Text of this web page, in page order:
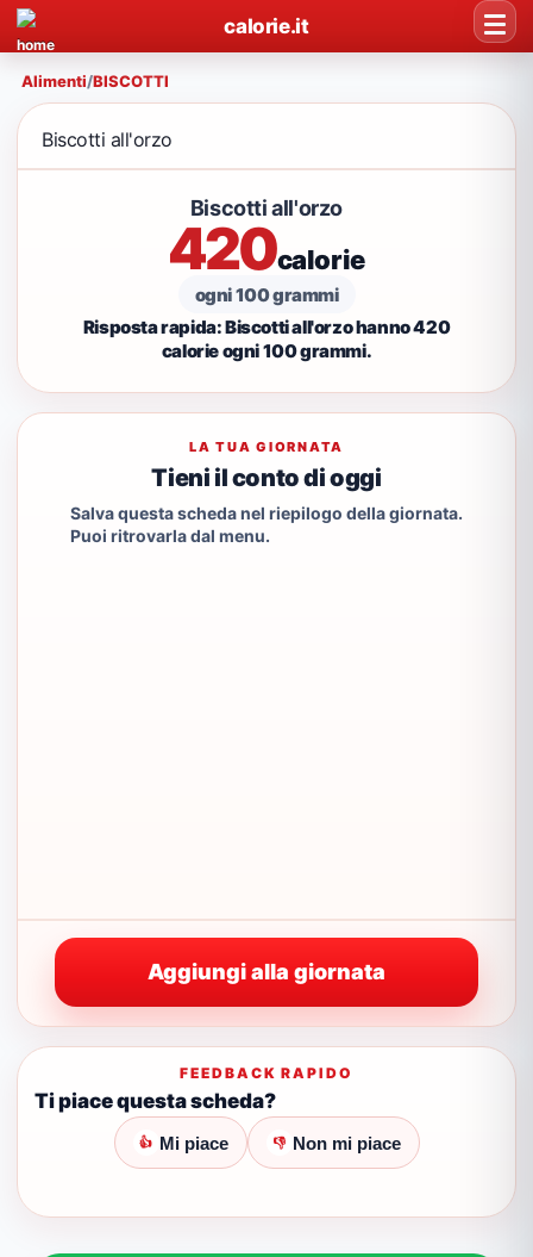
calorie.it
Alimenti/BISCOTTI
Biscotti all'orzo
Biscotti all'orzo
420calorie
ogni 100 grammi
Risposta rapida: Biscotti all'orzo hanno 420
calorie ogni 100 grammi.
LA TUA GIORNATA
Tieni il conto di oggi
Salva questa scheda nel riepilogo della giornata.
Puoi ritrovarla dal menu.
Aggiungi alla giornata
FEEDBACK RAPIDO
Ti piace questa scheda?
👍 Mi piace 👎 Non mi piace